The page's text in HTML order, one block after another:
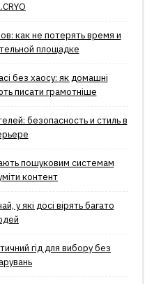
как не потерять время и
площадке
без хаосу: як домашні
писати грамотніше
безопасность и стиль в
пошуковим системам
контент
у які досі вірять багато
гід для вибору без